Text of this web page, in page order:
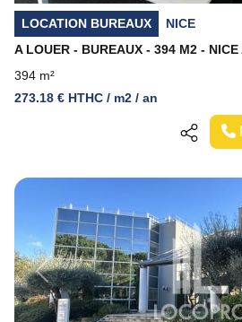
LOCATION BUREAUX
NICE
A LOUER - BUREAUX - 394 M2 - NICE
394 m²
273.18 € HTHC / m2 / an
Previous